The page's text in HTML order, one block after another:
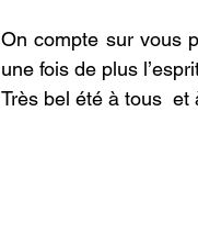
On compte sur vous
une fois de plus
Très bel été à tous